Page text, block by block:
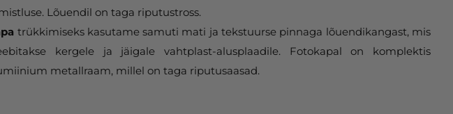
Lõuendil on taga riputustross.
trükkimiseks kasutame samuti mati ja tekstuurse pinnaga lõuendikangast, mis
kergele ja jäigale vahtplast-alusplaadile. Fotokapal on komplektis
metallraam, millel on taga riputusaasad.